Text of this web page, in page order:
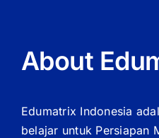
About
Edumatrix Indonesia
belajar untuk Persiapan